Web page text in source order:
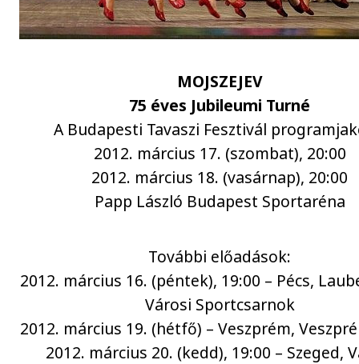
MOJSZEJEV
75 éves Jubileumi Turné
A Budapesti Tavaszi Fesztivál
2012. március 17. (szombat), 20:00
2012. március 18. (vasárnap), 20:00
Papp László Budapest Sportaréna
További előadások:
2012. március 16. (péntek), 19:00 – Pécs,
Városi Sportcsarnok
2012. március 19. (hétfő) – Veszprém,
2012. március 20. (kedd), 19:00 – Szeged,